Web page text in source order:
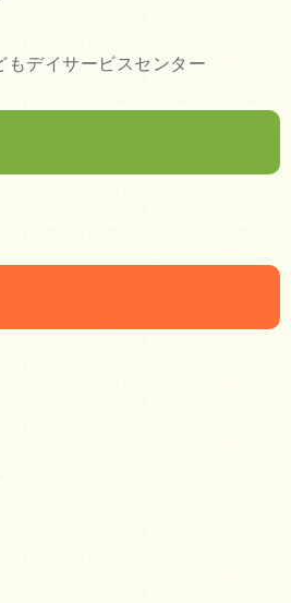
もデイサービスセンター